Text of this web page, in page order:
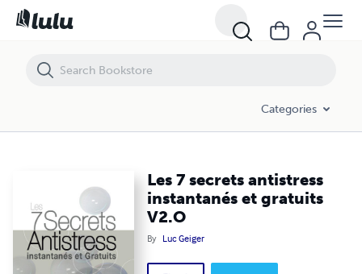
Categories
Les 7 secrets antistress
instantanés et gratuits
V2.O
By Luc Geiger
Les 7 secrets antistress instantanés et gratuits V2.O